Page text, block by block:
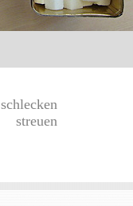
schlecken
streuen